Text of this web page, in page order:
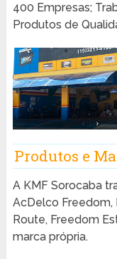
400 Empresas;
Produtos de
Produtos e
A KMF Sorocaba
AcDelco Freedom,
Route, Freedom
marca própria.